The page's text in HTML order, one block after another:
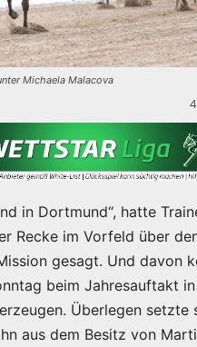
Michaela Malacova
in Dortmund“, hatte
Recke im Vorfeld über
gesagt. Und davon
beim Jahresauftakt
Überlegen setzte
aus dem Besitz von